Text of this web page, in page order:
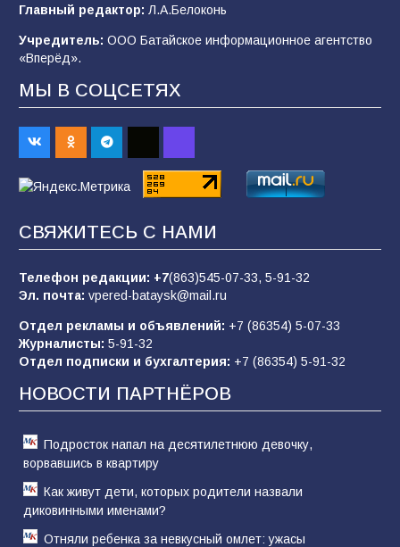
В Батайске продолжаются дорожные работы
98 04.08.2026
«Пургу нести — не поля переходить»: почему
заявления о мобилизации — это
пропагандистский вброс
01.08.2026
Будет ли мобилизация в России в 2026 году
после выборов: в Госдуме дали ответ
84 06.08.2026
«Слухами Москву не возьмёшь»: почему
заявления Киева о мобилизации — это
отчаяние, а не разведка
81 02.08.2026
Главный редактор: Л.А.Белоконь
Учредитель: ООО Батайское информационное агентство
«Вперёд».
МЫ В СОЦСЕТЯХ
СВЯЖИТЕСЬ С НАМИ
Телефон редакции: +7(863)545-07-33, 5-91-32
Эл. почта: vpered-bataysk@mail.ru
Отдел рекламы и объявлений: +7 (86354) 5-07-33
Журналисты: 5-91-32
Отдел подписки и бухгалтерия: +7 (86354) 5-91-32
НОВОСТИ ПАРТНЁРОВ
Подросток напал на десятилетнюю девочку,
ворвавшись в квартиру
Как живут дети, которых родители назвали
диковинными именами?
Отняли ребенка за невкусный омлет: ужасы